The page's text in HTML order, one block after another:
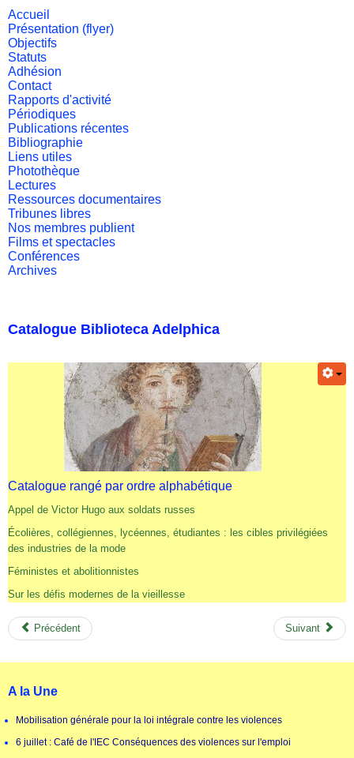
Accueil
Présentation (flyer)
Objectifs
Statuts
Adhésion
Contact
Rapports d'activité
Périodiques
Publications récentes
Bibliographie
Liens utiles
Photothèque
Lectures
Ressources documentaires
Tribunes libres
Nos membres publient
Films et spectacles
Conférences
Archives
Catalogue Biblioteca Adelphica
Catalogue rangé par ordre alphabétique
Appel de Victor Hugo aux soldats russes
Écolières, collégiennes, lycéennes, étudiantes : les cibles privilégiées
des industries de la mode
Féministes et abolitionnistes
Sur les défis modernes de la vieillesse
Précédent Suivant
A la Une
Mobilisation générale pour la loi intégrale contre les violences
6 juillet : Café de l'IEC Conséquences des violences sur l'emploi